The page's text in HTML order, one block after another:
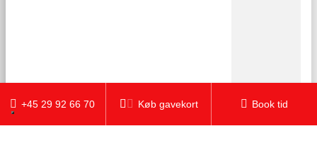
+45 29 92 66 70 Køb gavekort Book tid